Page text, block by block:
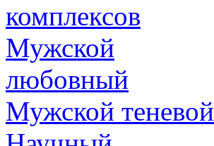
комплексов
Мужской
любовный
Мужской теневой